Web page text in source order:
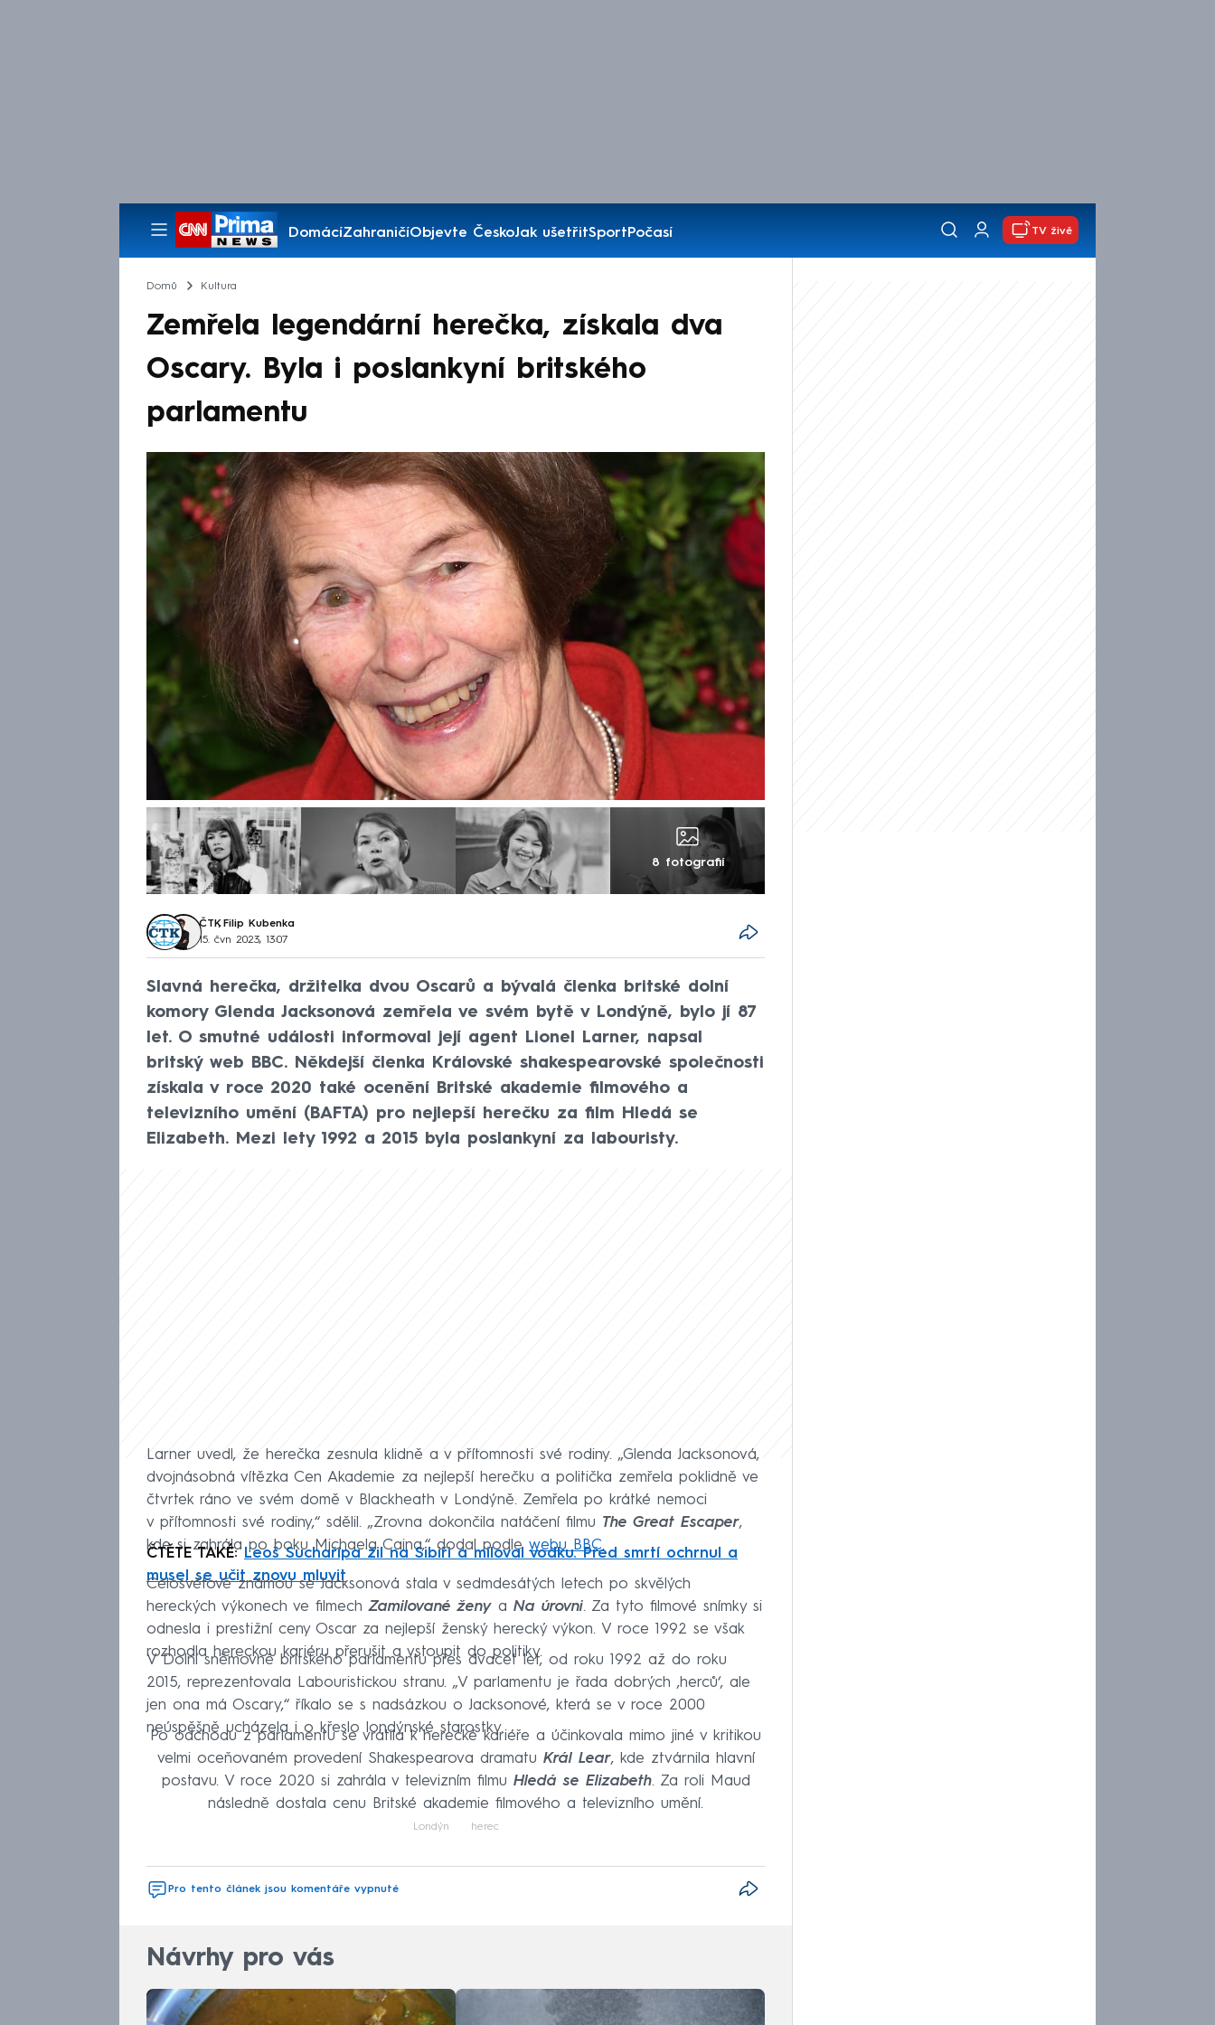
DomácíZahraničíObjevte ČeskoJak ušetřitSportPočasí
Pořady
TV živě
Domů Kultura
Zemřela legendární herečka, získala dva
Oscary. Byla i poslankyní britského
parlamentu
8 fotografií
ČTK, Filip Kubenka
15. čvn 2023, 13:07
Slavná herečka, držitelka dvou Oscarů a bývalá členka britské dolní
komory Glenda Jacksonová zemřela ve svém bytě v Londýně, bylo jí 87
let. O smutné události informoval její agent Lionel Larner, napsal
britský web BBC. Někdejší členka Královské shakespearovské společnosti
získala v roce 2020 také ocenění Britské akademie filmového a
televizního umění (BAFTA) pro nejlepší herečku za film Hledá se
Elizabeth. Mezi lety 1992 a 2015 byla poslankyní za labouristy.
Larner uvedl, že herečka zesnula klidně a v přítomnosti své rodiny. „Glenda Jacksonová,
dvojnásobná vítězka Cen Akademie za nejlepší herečku a politička zemřela poklidně ve
čtvrtek ráno ve svém domě v Blackheath v Londýně. Zemřela po krátké nemoci
v přítomnosti své rodiny,“ sdělil. „Zrovna dokončila natáčení filmu The Great Escaper,
kde si zahrála po boku Michaela Caina,“ dodal podle webu BBC.
ČTĚTE TAKÉ: Leoš Suchařípa žil na Sibiři a miloval vodku. Před smrtí ochrnul a
musel se učit znovu mluvit
Celosvětově známou se Jacksonová stala v sedmdesátých letech po skvělých
hereckých výkonech ve filmechZamilované ženy a Na úrovni. Za tyto filmové snímky si
odnesla i prestižní ceny Oscar za nejlepší ženský herecký výkon. V roce 1992 se však
rozhodla hereckou kariéru přerušit a vstoupit do politiky.
V Dolní sněmovně britského parlamentu přes dvacet let, od roku 1992 až do roku
2015, reprezentovala Labouristickou stranu. „V parlamentu je řada dobrých ‚herců‘, ale
jen ona má Oscary,“ říkalo se s nadsázkou o Jacksonové, která se v roce 2000
neúspěšně ucházela i o křeslo londýnské starostky.
Po odchodu z parlamentu se vrátila k herecké kariéře a účinkovala mimo jiné v kritikou
velmi oceňovaném provedení Shakespearova dramatu Král Lear, kde ztvárnila hlavní
postavu. V roce 2020 si zahrála v televizním filmu Hledá se Elizabeth. Za roli Maud
následně dostala cenu Britské akademie filmového a televizního umění.
Londýn herec
Pro tento článek jsou komentáře vypnuté
Návrhy pro vás